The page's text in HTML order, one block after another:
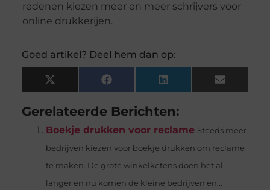
redenen kiezen meer en meer schrijvers voor
online drukkerijen.
Goed artikel? Deel hem dan op:
X
(Twitter)
Facebook LinkedIn Email
Gerelateerde Berichten:
Boekje drukken voor reclame Steeds meer
bedrijven kiezen voor boekje drukken om reclame
te maken. De grote winkelketens doen het al
langer en nu komen de kleine bedrijven en...